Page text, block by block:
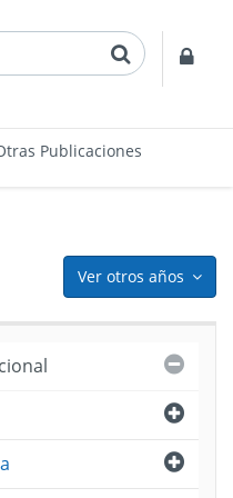
Publicaciones
buscar
Ver otros años
Abrir
Abrir